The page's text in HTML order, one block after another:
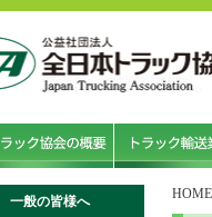
一般の皆様へ HOME